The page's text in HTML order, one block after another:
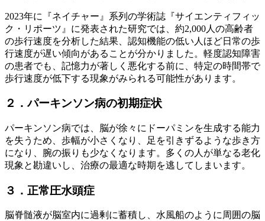
2023年に『ネイチャー』系列の学術誌『サイエンティフィッ
ク・リポーツ』に発表された研究では、約2,000人の高齢者
の歩行速度を分析した結果、認知機能の低い人ほど日常の歩
行速度が遅い傾向があることが分かりました。軽度認知障害
の患者でも、記憶力が著しく悪化する前に、特定の時間帯で
歩行速度が低下する現象がみられる可能性があります。
２．パーキンソン病の初期症状
パーキンソン病では、脳が徐々にドーパミンを生成する能力
を失うため、歩幅が小さくなり、足を引きずるような歩き方
になり、腕の振りも少なくなります。多くの人が単なる老化
現象と勘違いし、治療の最適な時期を逃してしまいます。
３．正常圧水頭症
脳脊髄液が脳室内に過剰に蓄積し、水風船のように周囲の脳